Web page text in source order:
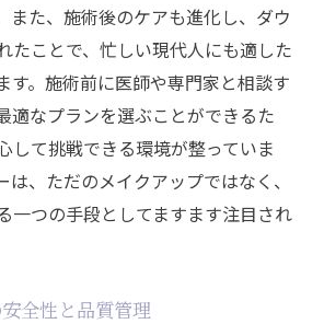
また、施術後のケアも進化し、ダウ
たことで、忙しい現代人にも適した
す。施術前に医師や専門家と相談す
適なプランを選ぶことができるた
して挑戦できる環境が整っていま
は、ただのメイクアップではなく、
一つの手段としてますます注目され
全性と品質管理